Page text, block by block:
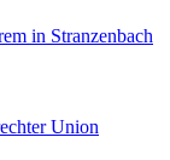
in Stranzenbach
Union